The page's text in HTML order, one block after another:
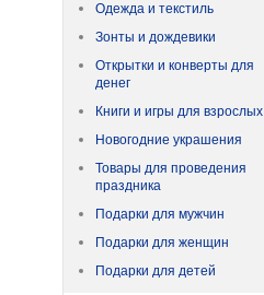
Одежда и текстиль
Зонты и дождевики
Открытки и конверты для
денег
Книги и игры для взрослых
Новогодние украшения
Товары для проведения
праздника
Подарки для мужчин
Подарки для женщин
Подарки для детей